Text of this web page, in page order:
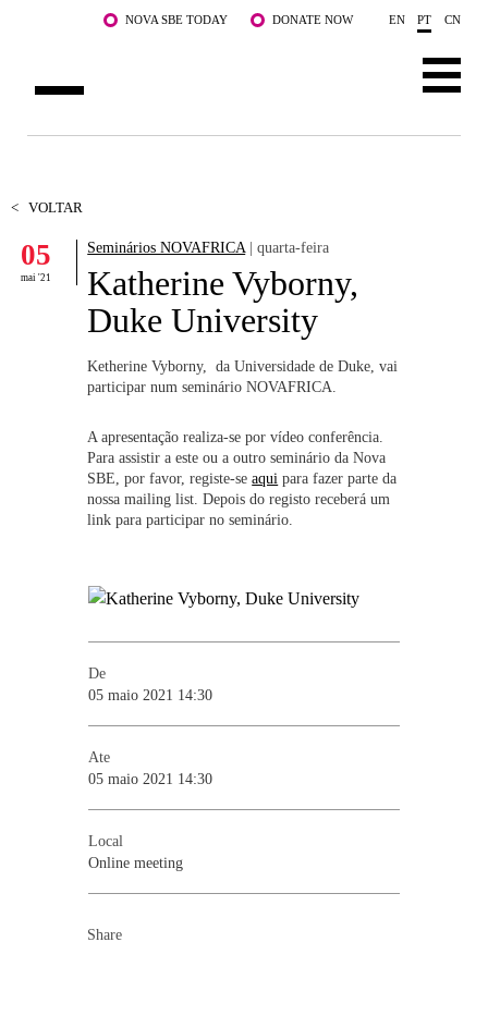
Saltar para o conteúdo principalNOVA SBE TODAY DONATE NOW EN PT CN
DOCENTES E INVESTIGAÇÃO
COMUNIDADE
WHAT'S HAPPENING
< VOLTAR
05
mai '21
Seminários NOVAFRICA| quarta-feira
Katherine Vyborny,
Duke University
Ketherine Vyborny, da Universidade de Duke, vai
participar num seminário NOVAFRICA.
A apresentação realiza-se por vídeo conferência.
Para assistir a este ou a outro seminário da Nova
SBE, por favor, registe-seaqui para fazer parte da
nossa mailing list. Depois do registo receberá um
link para participar no seminário.
De
05 maio 2021 14:30
Ate
05 maio 2021 14:30
Local
Online meeting
Share